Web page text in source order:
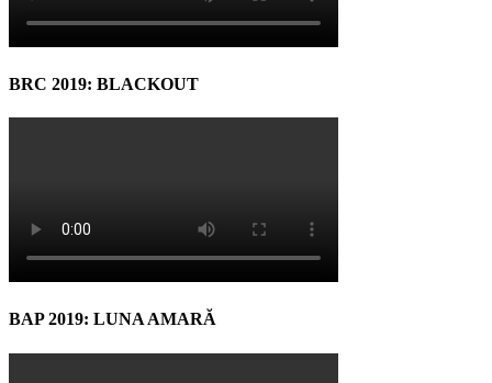
BRC 2019: BLACKOUT
BAP 2019: LUNA AMARĂ